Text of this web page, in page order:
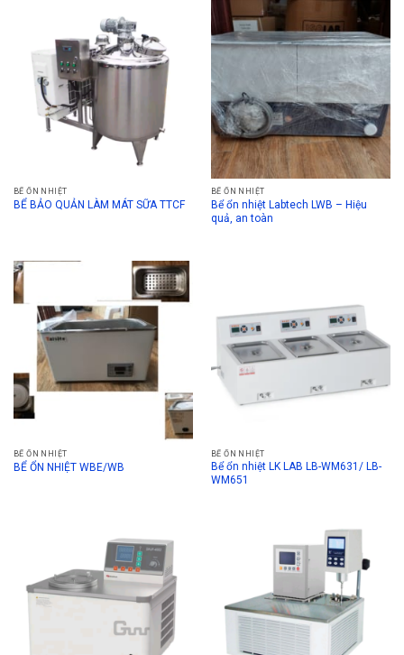
BỂ ỔN NHIỆT
BỂ BẢO QUẢN LÀM MÁT SỮA TTCF
BỂ ỔN NHIỆT
Bể ổn nhiệt Labtech LWB – Hiệu
quả, an toàn
BỂ ỔN NHIỆT
BỂ ỔN NHIỆT WBE/WB
BỂ ỔN NHIỆT
Bể ổn nhiệt LK LAB LB-WM631/ LB-
WM651